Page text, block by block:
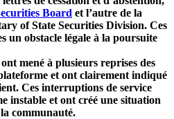
Board et l’autre de la
of State Securities Division. Ces
un obstacle légale à la poursuite
mené à plusieurs reprises des
et ont clairement indiqué
Ces interruptions de service
instable et ont créé une situation
communauté.